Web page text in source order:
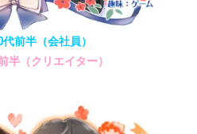
代前半（会社員）
半（クリエイター）